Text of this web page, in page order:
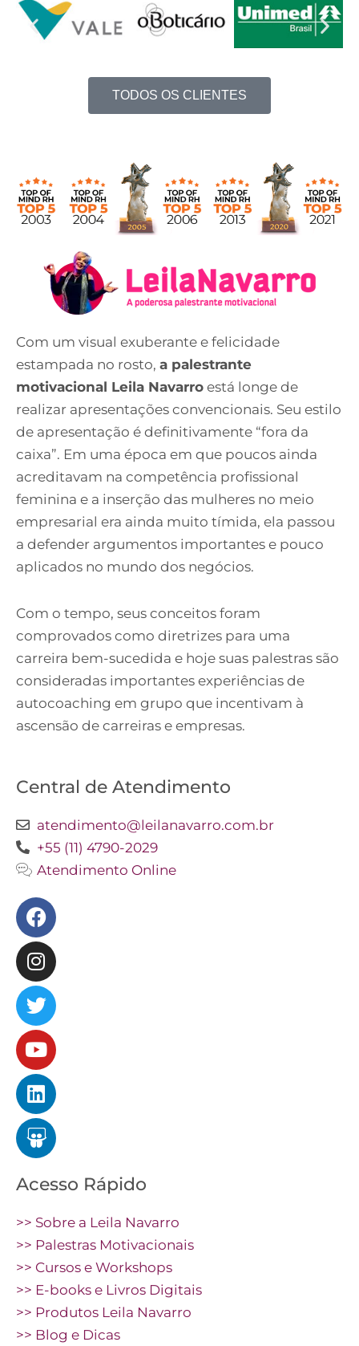
TODOS OS CLIENTES
Com um visual exuberante e felicidade
estampada no rosto, a palestrante
motivacional Leila Navarro está longe de
realizar apresentações convencionais. Seu estilo
de apresentação é definitivamente “fora da
caixa”. Em uma época em que poucos ainda
acreditavam na competência profissional
feminina e a inserção das mulheres no meio
empresarial era ainda muito tímida, ela passou
a defender argumentos importantes e pouco
aplicados no mundo dos negócios.
Com o tempo, seus conceitos foram
comprovados como diretrizes para uma
carreira bem-sucedida e hoje suas palestras são
consideradas importantes experiências de
autocoaching em grupo que incentivam à
ascensão de carreiras e empresas.
Central de Atendimento
atendimento@leilanavarro.com.br
+55 (11) 4790-2029
Atendimento Online
Facebook
Instagram
Twitter
Youtube
Linkedin
Slideshare
Acesso Rápido
>> Sobre a Leila Navarro
>> Palestras Motivacionais
>> Cursos e Workshops
>> E-books e Livros Digitais
>> Produtos Leila Navarro
>> Blog e Dicas